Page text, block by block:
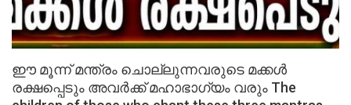
ഈ മൂന്ന് മന്ത്രം ചൊല്ലുന്നവരുടെ മക്കൾ
രക്ഷപ്പെടും അവർക്ക് മഹാഭാഗ്യം വരും The